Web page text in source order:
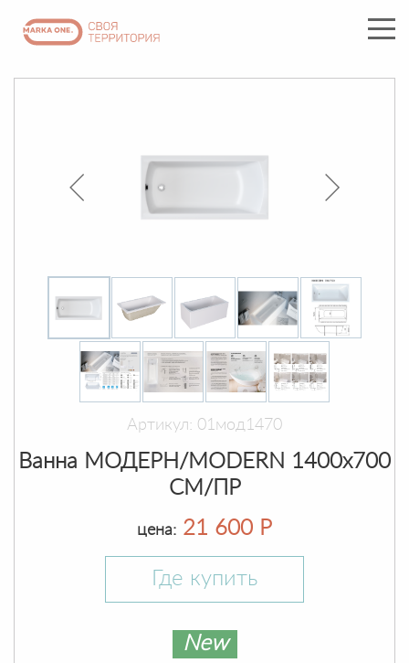
Артикул: 01мод1470
Ванна МОДЕРН/MODERN 1400х700
СМ/ПР
цена: 21 600 Р
Где купить
New